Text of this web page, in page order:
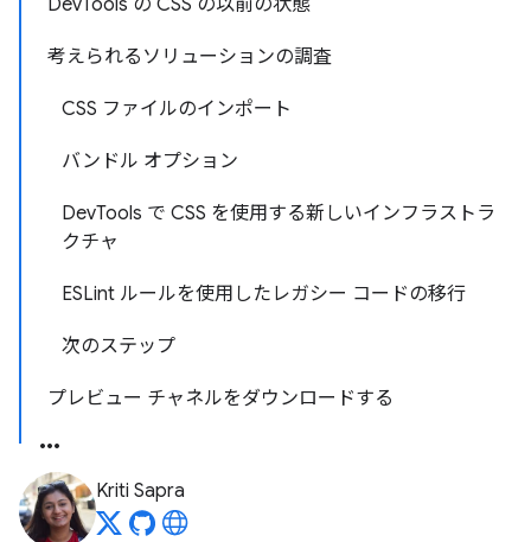
DevTools の CSS の以前の状態
考えられるソリューションの調査
CSS ファイルのインポート
バンドル オプション
DevTools で CSS を使用する新しいインフラストラ
クチャ
ESLint ルールを使用したレガシー コードの移行
次のステップ
プレビュー チャネルをダウンロードする
Kriti Sapra